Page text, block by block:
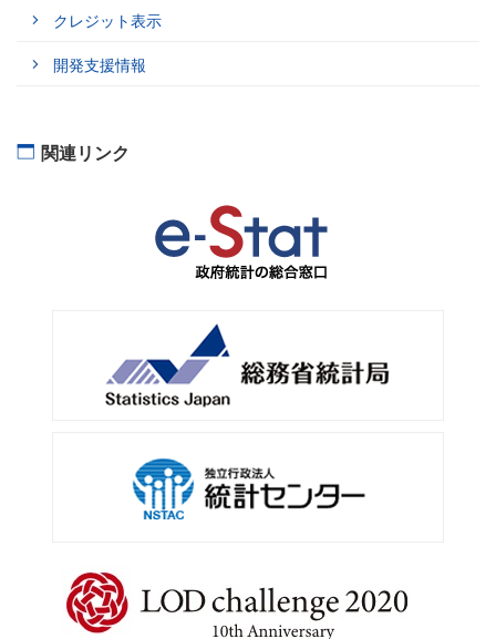
クレジット表示
開発支援情報
関連リンク